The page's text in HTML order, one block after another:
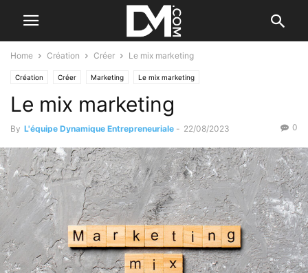
Home Création Créer Le mix marketing
Création Créer Marketing Le mix marketing
Le mix marketing
By L'équipe Dynamique Entrepreneuriale - 22/08/2023 0